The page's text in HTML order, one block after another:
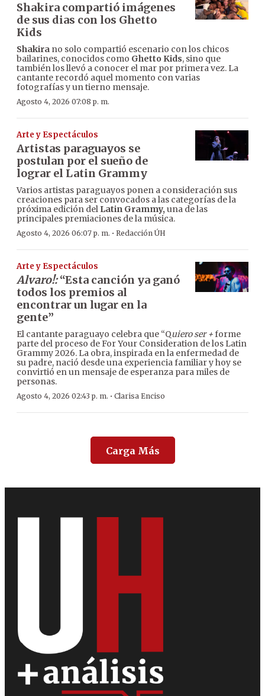
Shakira compartió imágenes
de sus dias con los Ghetto
Kids
Shakira no solo compartió escenario con los chicos
bailarines, conocidos como Ghetto Kids, sino que
también los llevó a conocer el mar por primera vez. La
cantante recordó aquel momento con varias
fotografías y un tierno mensaje.
Agosto 4, 2026 07:08 p. m.
Arte y Espectáculos
Artistas paraguayos se
postulan por el sueño de
lograr el Latin Grammy
Varios artistas paraguayos ponen a consideración sus
creaciones para ser convocados a las categorías de la
próxima edición del Latin Grammy, una de las
principales premiaciones de la música.
Agosto 4, 2026 06:07 p. m. · Redacción ÚH
Arte y Espectáculos
Alvaro!:“Esta canción ya ganó
todos los premios al
encontrar un lugar en la
gente”
El cantante paraguayo celebra que “Quiero ser +forme
parte del proceso de For Your Consideration de los Latin
Grammy 2026. La obra, inspirada en la enfermedad de
su padre, nació desde una experiencia familiar y hoy se
convirtió en un mensaje de esperanza para miles de
personas.
Agosto 4, 2026 02:43 p. m. · Clarisa Enciso
Carga Más